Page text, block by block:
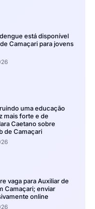
está disponível
Camaçari para jovens
uma educação
mais forte e de
Caetano sobre
de Camaçari
vaga para Auxiliar de
Camaçari; enviar
online